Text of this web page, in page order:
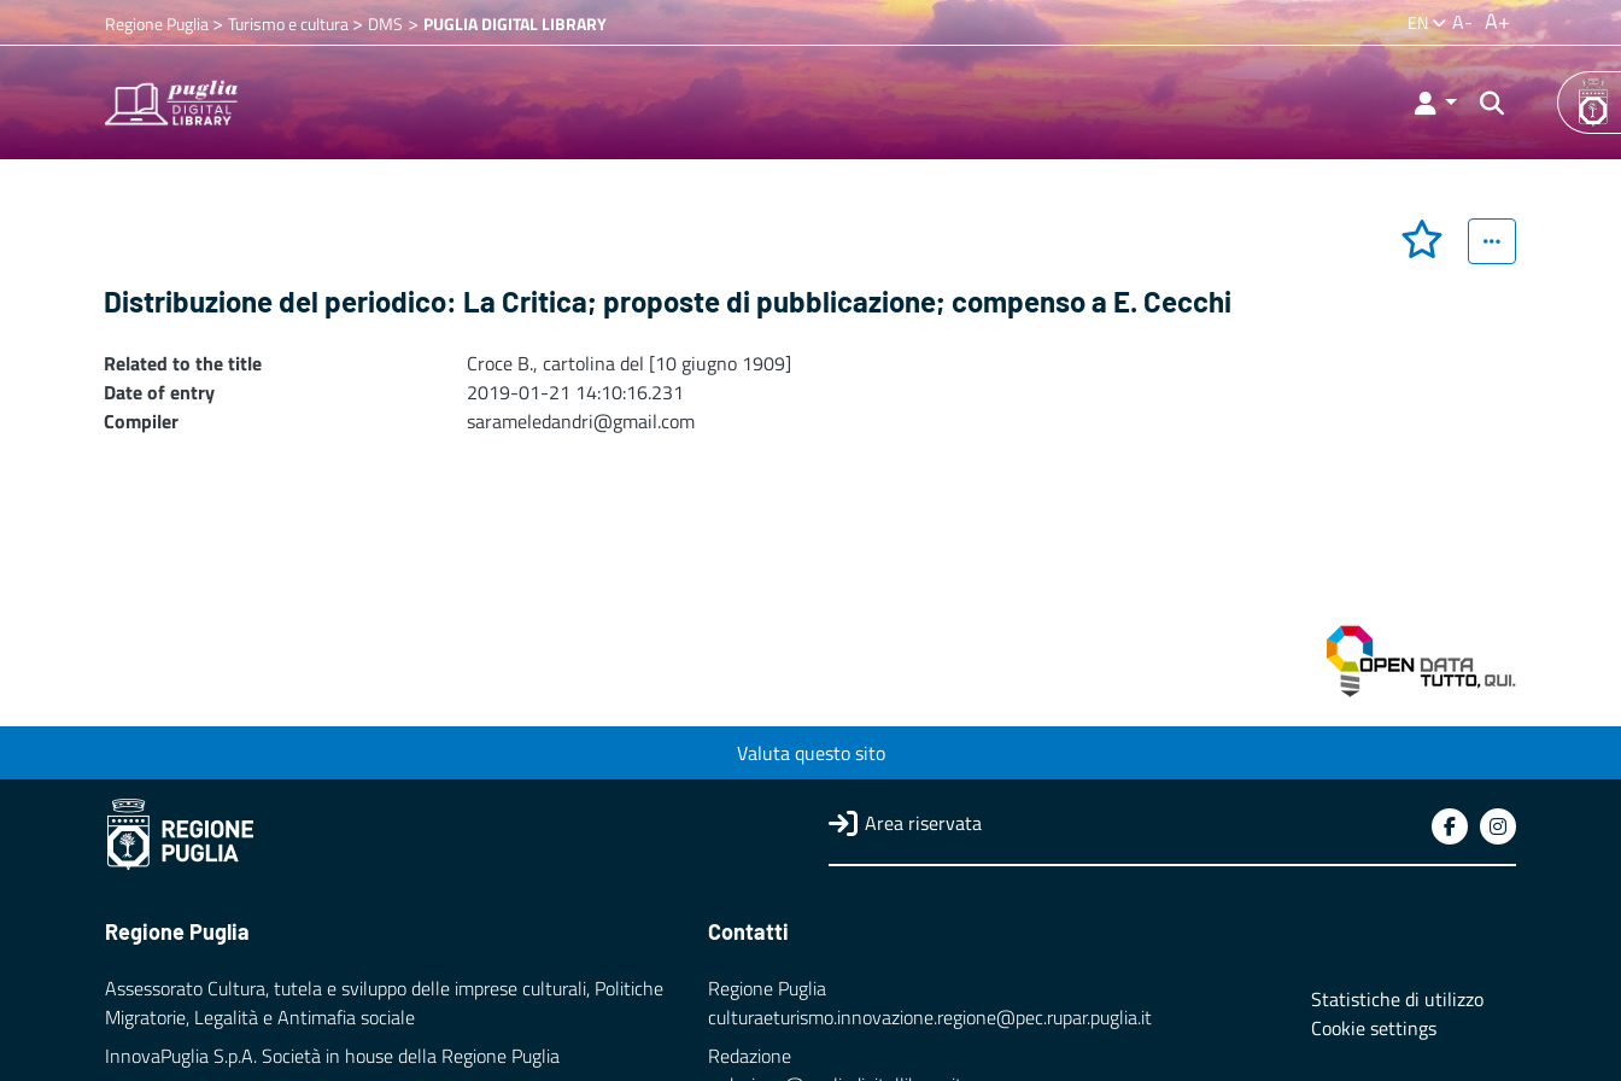
Regione Puglia> Turismo e cultura>DMS > PUGLIA DIGITAL LIBRARY EN A- A+
Distribuzione del periodico: La Critica; proposte di pubblicazione; compenso a E. Cecchi
Related to the title
Croce B., cartolina del [10 giugno 1909]
Date of entry
2019-01-21 14:10:16.231
Compiler
sarameledandri@gmail.com
Valuta questo sito
Area riservata
Regione Puglia
Assessorato Cultura, tutela e sviluppo delle imprese culturali, Politiche
Migratorie, Legalità e Antimafia sociale
InnovaPuglia S.p.A. Società in house della Regione Puglia
Contatti
Regione Puglia
culturaeturismo.innovazione.regione@pec.rupar.puglia.it
Redazione
Statistiche di utilizzo
Cookie settings